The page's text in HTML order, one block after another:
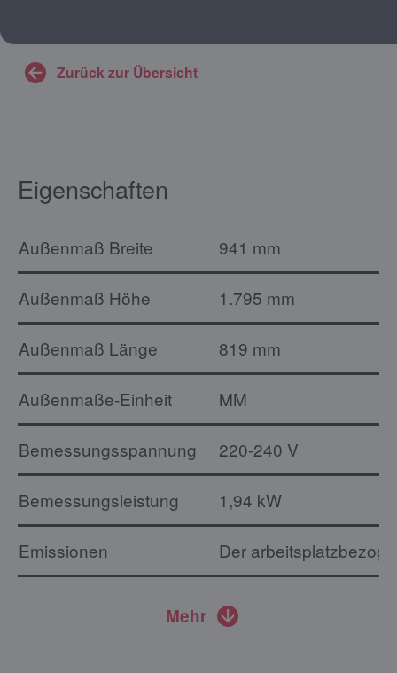
Zurück zur Übersicht
Eigenschaften
Außenmaß Breite 941 mm
Außenmaß Höhe 1.795 mm
Außenmaß Länge 819 mm
Außenmaße-Einheit MM
Bemessungsspannung 220-240 V
Bemessungsleistung 1,94 kW
Emissionen Der
Mehr